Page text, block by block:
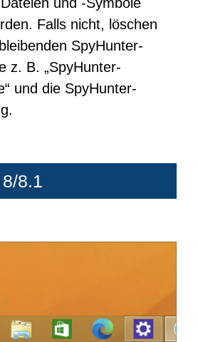
Falls nicht, löschen
SpyHunter-
z. B. „SpyHunter-
und die SpyHunter-
8.1